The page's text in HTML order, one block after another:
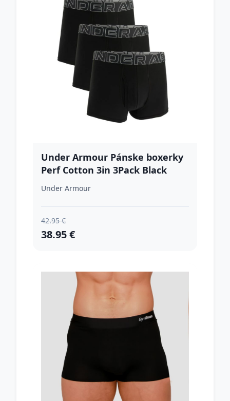
Under Armour Pánske boxerky
Perf Cotton 3in 3Pack Black
XXLXXL
Under Armour
42.95 €
38.95 €